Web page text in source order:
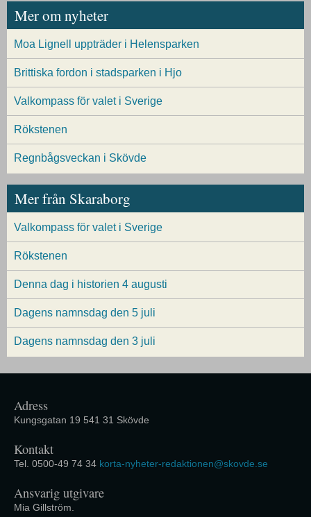
Mer om nyheter
Moa Lignell uppträder i Helensparken
Brittiska fordon i stadsparken i Hjo
Valkompass för valet i Sverige
Rökstenen
Regnbågsveckan i Skövde
Mer från Skaraborg
Valkompass för valet i Sverige
Rökstenen
Denna dag i historien 4 augusti
Dagens namnsdag den 5 juli
Dagens namnsdag den 3 juli
Adress
Kungsgatan 19 541 31 Skövde
Kontakt
Tel. 0500-49 74 34 korta-nyheter-redaktionen@skovde.se
Ansvarig utgivare
Mia Gillström.